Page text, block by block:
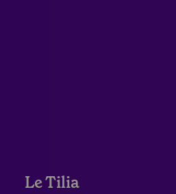
Le Tilia